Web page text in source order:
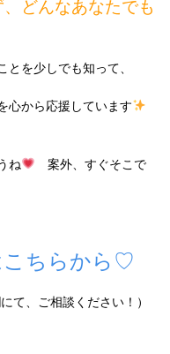
どんなあなたでも
を少しでも知って、
心から応援しています
ね
案外、すぐそこで
こちらから♡
て、ご相談ください！）